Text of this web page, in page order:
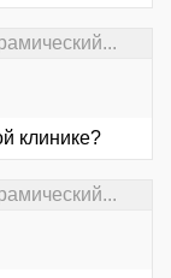
клинике?